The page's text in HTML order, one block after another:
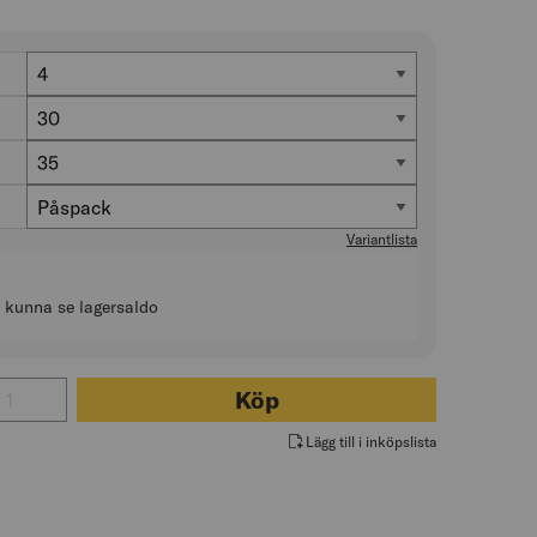
Diameter (mm)
4
Längd (mm)
30
Antal i förp. (st)
35
Förpackning
Påspack
Variantlista
se lagersaldo
TRÄSKRUV TFT C4 JETTINGKöp
Lägg till i inköpslista